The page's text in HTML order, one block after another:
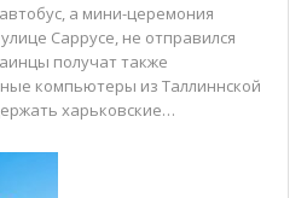
а мини-церемония
Саррусе, не отправился
получат также
компьютеры из Таллиннской
харьковские…